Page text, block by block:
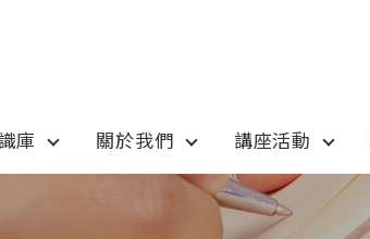
庫 關於我們 講座活動